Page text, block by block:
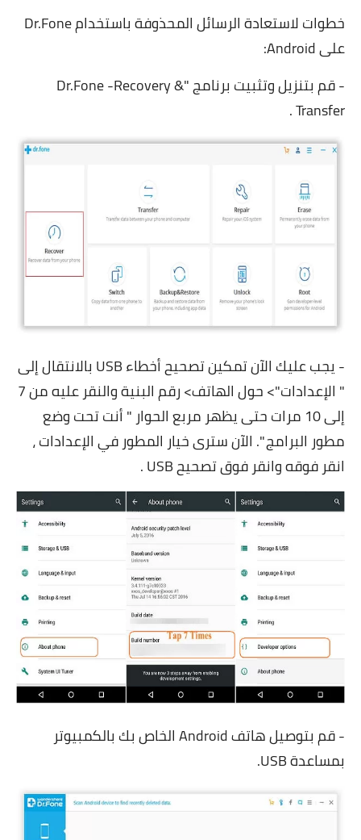
خطوات لاستعادة الرسائل المحذوفة باستخدام Dr.Fone
على Android:
- قم بتنزيل وتثبيت برنامج "Dr.Fone -Recovery &
Transfer .
- يجب عليك الآن تمكين تصحيح أخطاء USB بالانتقال إلى
" الإعدادات"> حول الهاتف> رقم البنية والنقر عليه من 7
إلى 10 مرات حتى يظهر مربع الحوار " أنت تحت وضع
مطور البرامج ". الآن سترى خيار المطور في الإعدادات ،
انقر فوقه وانقر فوق تصحيح USB .
- قم بتوصيل هاتف Android الخاص بك بالكمبيوتر
بمساعدة USB.